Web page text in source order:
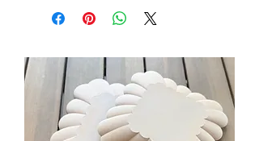
confeccionadas em pla são feitos
em cores aleatorias e serão
disponível no dia.